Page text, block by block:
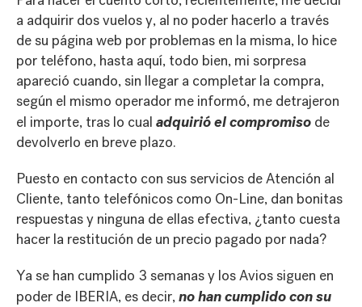
a adquirir dos vuelos y, al no poder hacerlo a través
de su página web por problemas en la misma, lo hice
por teléfono, hasta aquí, todo bien, mi sorpresa
apareció cuando, sin llegar a completar la compra,
según el mismo operador me informó, me detrajeron
el importe, tras lo cual adquirió el compromiso de
devolverlo en breve plazo.
Puesto en contacto con sus servicios de Atención al
Cliente, tanto telefónicos como On-Line, dan bonitas
respuestas y ninguna de ellas efectiva, ¿tanto cuesta
hacer la restitución de un precio pagado por nada?
Ya se han cumplido 3 semanas y los Avios siguen en
poder de IBERIA, es decir,no han cumplido con su